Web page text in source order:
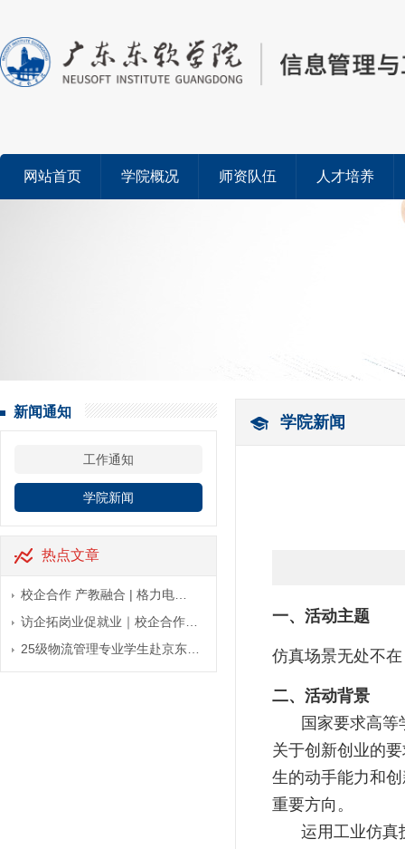
网站首页 学院概况 师资队伍 人才培养
新闻通知
工作通知
学院新闻
热点文章
校企合作 产教融合 | 格力电…
访企拓岗业促就业｜校企合作…
25级物流管理专业学生赴京东…
学院新闻
一、活动主题
仿真场景无处不在
二、活动背景
国家要求高
关于创新创业的
生的动手能力和
重要方向。
运用工业仿真